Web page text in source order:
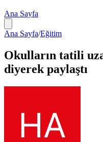
Ana Sayfa
Ana Sayfa/Eğitim
Okulların tatili
diyerek paylaştı